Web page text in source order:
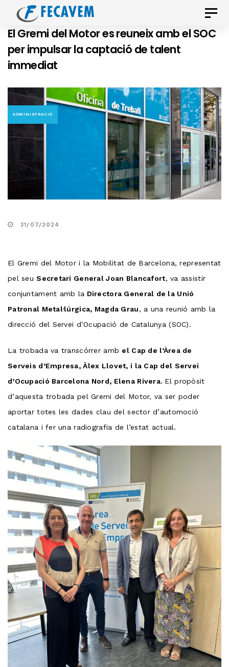
Skip
links
primary
navigation
Skip
Toggle
El Gremi del Motor es reuneix amb el SOC
per impulsar la captació de talent
immediat
ADMINISTRACIÓ
31/07/2024
El Gremi del Motor i la Mobilitat de Barcelona, representat
pel seuSecretari General Joan Blancafort, va assistir
conjuntament amb la Directora General de la Unió
Patronal Metal·lúrgica, Magda Grau, a una reunió amb la
direcció del Servei d’Ocupació de Catalunya (SOC).
La trobada va transcórrer amb el Cap de l’Àrea de
Serveis d’Empresa, Àlex Llovet, i la Cap del Servei
d’Ocupació Barcelona Nord, Elena Rivera. El propòsit
d’aquesta trobada pel Gremi del Motor, va ser poder
aportar totes les dades clau del sector d’automoció
catalana i fer una radiografia de l’estat actual.